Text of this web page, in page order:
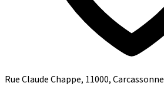
Rue Claude Chappe, 11000, Carcassonne